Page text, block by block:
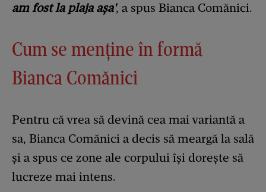
am fost la plaja așa', a spus Bianca Comănici.
Cum se menține în formă
Bianca Comănici
Pentru că vrea să devină cea mai variantă a
sa, Bianca Comănici a decis să meargă la sală
și a spus ce zone ale corpului își dorește să
lucreze mai intens.